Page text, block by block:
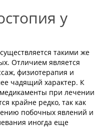
у
такими же
Отличием является
физиотерапия и
чадящий характер. К
при лечении
крайне редко, так как
побочных явлений и
иногда еще